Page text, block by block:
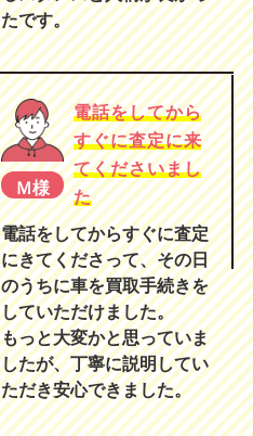
たです。
Ｍ様
電話をしてから
すぐに査定に来
てくださいまし
た
電話をしてからすぐに査定
にきてくださって、その日
のうちに車を買取手続きを
していただけました。
もっと大変かと思っていま
したが、丁寧に説明してい
ただき安心できました。